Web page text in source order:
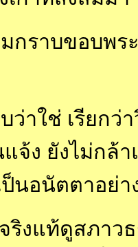
กราบขอบพร
าใช่ เรียกว่
จ้ง ยังไม่กล้า
ป็นอนัตตาอย่า
งแท้ดูสภาวธ